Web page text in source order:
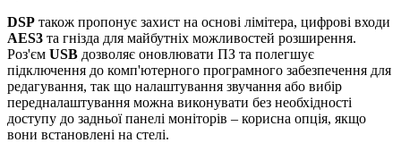
DSP також пропонує захист на основі лімітера, цифрові входи
AES3 та гнізда для майбутніх можливостей розширення.
Роз'єм USB дозволяє оновлювати ПЗ та полегшує
підключення до комп'ютерного програмного забезпечення для
редагування, так що налаштування звучання або вибір
передналаштування можна виконувати без необхідності
доступу до задньої панелі моніторів – корисна опція, якщо
вони встановлені на стелі.